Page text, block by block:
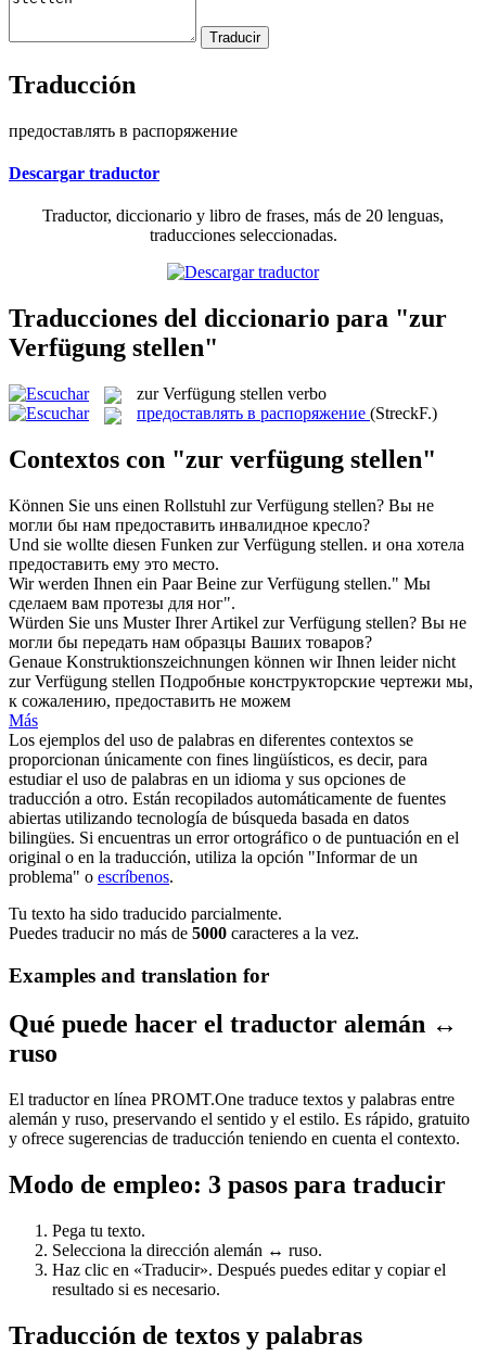
Traducción
предоставлять в распоряжение
Descargar traductor
Traductor, diccionario y libro de frases, más de 20 lenguas,
traducciones seleccionadas.
Traducciones del diccionario para "zur
Verfügung stellen"
zur Verfügung stellen verbo
предоставлять в распоряжение (StreckF.)
Contextos con "zur verfügung stellen"
Können Sie uns einen Rollstuhl zur Verfügung stellen? Вы не
могли бы нам предоставить инвалидное кресло?
Und sie wollte diesen Funken zur Verfügung stellen. и она хотела
предоставить ему это место.
Wir werden Ihnen ein Paar Beine zur Verfügung stellen." Мы
сделаем вам протезы для ног".
Würden Sie uns Muster Ihrer Artikel zur Verfügung stellen? Вы не
могли бы передать нам образцы Ваших товаров?
Genaue Konstruktionszeichnungen können wir Ihnen leider nicht
zur Verfügung stellen Подробные конструкторские чертежи мы,
к сожалению, предоставить не можем
Más
Los ejemplos del uso de palabras en diferentes contextos se
proporcionan únicamente con fines lingüísticos, es decir, para
estudiar el uso de palabras en un idioma y sus opciones de
traducción a otro. Están recopilados automáticamente de fuentes
abiertas utilizando tecnología de búsqueda basada en datos
bilingües. Si encuentras un error ortográfico o de puntuación en el
original o en la traducción, utiliza la opción "Informar de un
problema" o escríbenos.
Tu texto ha sido traducido parcialmente.
Puedes traducir no más de 5000 caracteres a la vez.
Examples and translation for
Qué puede hacer el traductor alemán ↔
ruso
El traductor en línea PROMT.One traduce textos y palabras entre
alemán y ruso, preservando el sentido y el estilo. Es rápido, gratuito
y ofrece sugerencias de traducción teniendo en cuenta el contexto.
Modo de empleo: 3 pasos para traducir
Pega tu texto.
Selecciona la dirección alemán ↔ ruso.
Haz clic en «Traducir». Después puedes editar y copiar el
resultado si es necesario.
Traducción de textos y palabras